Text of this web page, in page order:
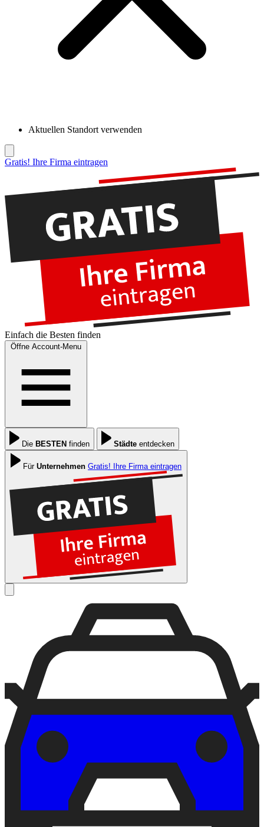
Aktuellen Standort verwenden
Gratis! Ihre Firma eintragen
Einfach die Besten finden
Öffne Account-Menu
Die BESTEN finden Städte entdecken
Für Unternehmen Gratis! Ihre Firma eintragen